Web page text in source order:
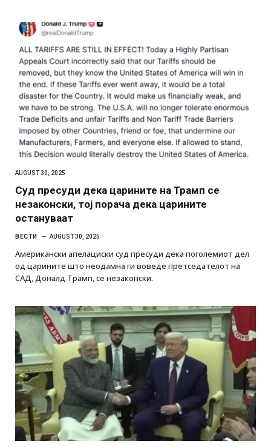
AUGUST 30, 2025
Суд пресуди дека царините на Трамп се
незаконски, тој порача дека царините
остануваат
ВЕСТИ AUGUST 30, 2025
Американски апелациски суд пресуди дека поголемиот дел
од царините што неодамна ги воведе претседателот на
САД, Доналд Трамп, се незаконски.